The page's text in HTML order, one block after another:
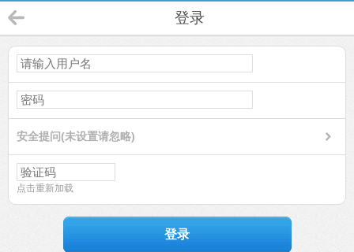
登录
安全提问(未设置请忽略)
点击重新加载
登录